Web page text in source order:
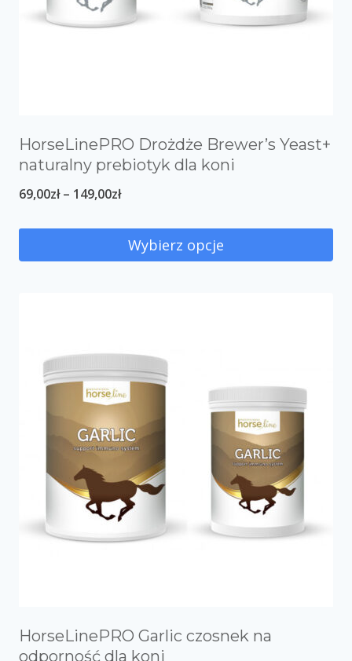
HorseLinePRO Drożdże Brewer’s Yeast+
naturalny prebiotyk dla koni
69,00zł – 149,00zł
Wybierz opcje
HorseLinePRO Garlic czosnek na
odporność dla koni